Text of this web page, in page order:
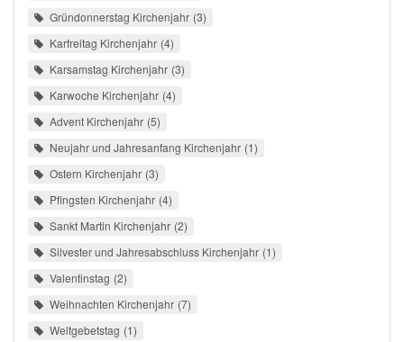
Gründonnerstag Kirchenjahr 3
Karfreitag Kirchenjahr 4
Karsamstag Kirchenjahr 3
Karwoche Kirchenjahr 4
Advent Kirchenjahr 5
Neujahr und Jahresanfang Kirchenjahr 1
Ostern Kirchenjahr 3
Pfingsten Kirchenjahr 4
Sankt Martin Kirchenjahr 2
Silvester und Jahresabschluss Kirchenjahr 1
Valentinstag 2
Weihnachten Kirchenjahr 7
Weltgebetstag 1